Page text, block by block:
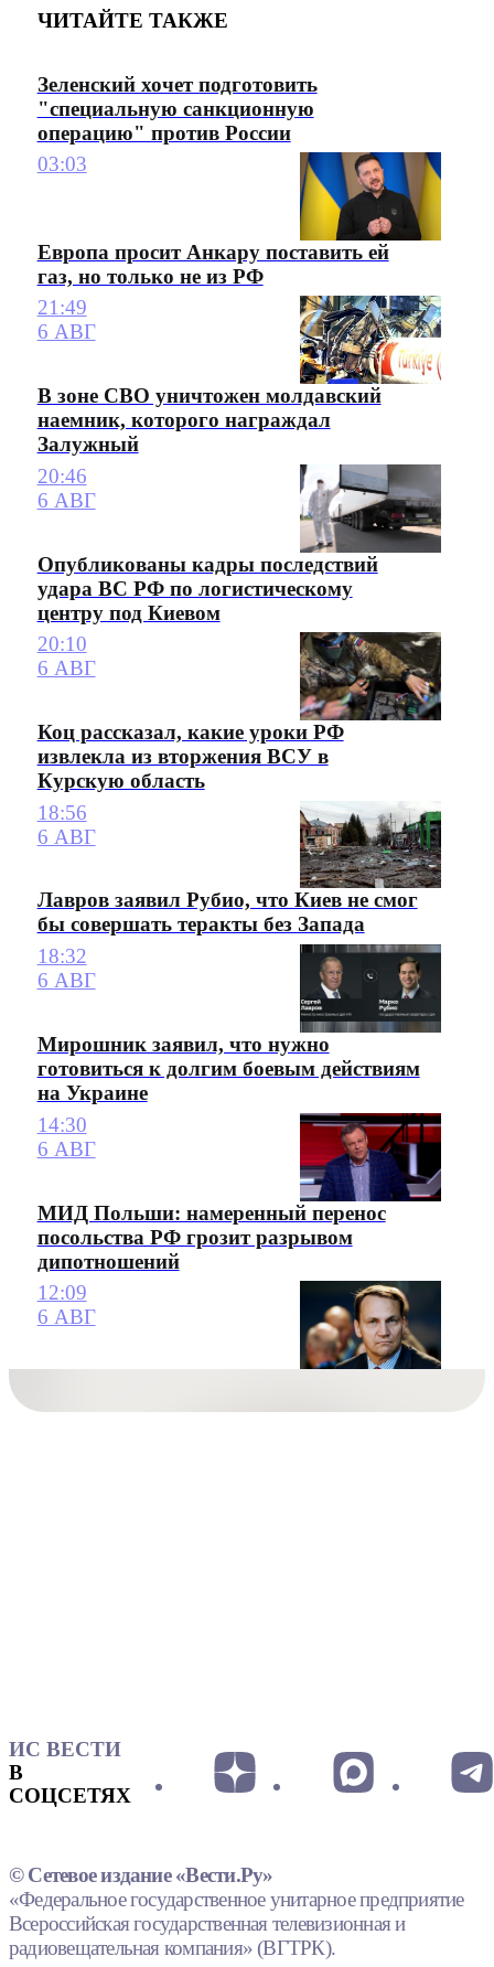
ЧИТАЙТЕ ТАКЖЕ
Зеленский хочет подготовить
"специальную санкционную
операцию" против России
03:03
Европа просит Анкару поставить ей
газ, но только не из РФ
21:49
6 АВГ
В зоне СВО уничтожен молдавский
наемник, которого награждал
Залужный
20:46
6 АВГ
Опубликованы кадры последствий
удара ВС РФ по логистическому
центру под Киевом
20:10
6 АВГ
Коц рассказал, какие уроки РФ
извлекла из вторжения ВСУ в
Курскую область
18:56
6 АВГ
Лавров заявил Рубио, что Киев не смог
бы совершать теракты без Запада
18:32
6 АВГ
Мирошник заявил, что нужно
готовиться к долгим боевым действиям
на Украине
14:30
6 АВГ
МИД Польши: намеренный перенос
посольства РФ грозит разрывом
дипотношений
12:09
6 АВГ
ИС ВЕСТИ
В
СОЦСЕТЯХ
© Сетевое издание «Вести.Ру»
«Федеральное государственное унитарное предприятие
Всероссийская государственная телевизионная и
радиовещательная компания» (ВГТРК).